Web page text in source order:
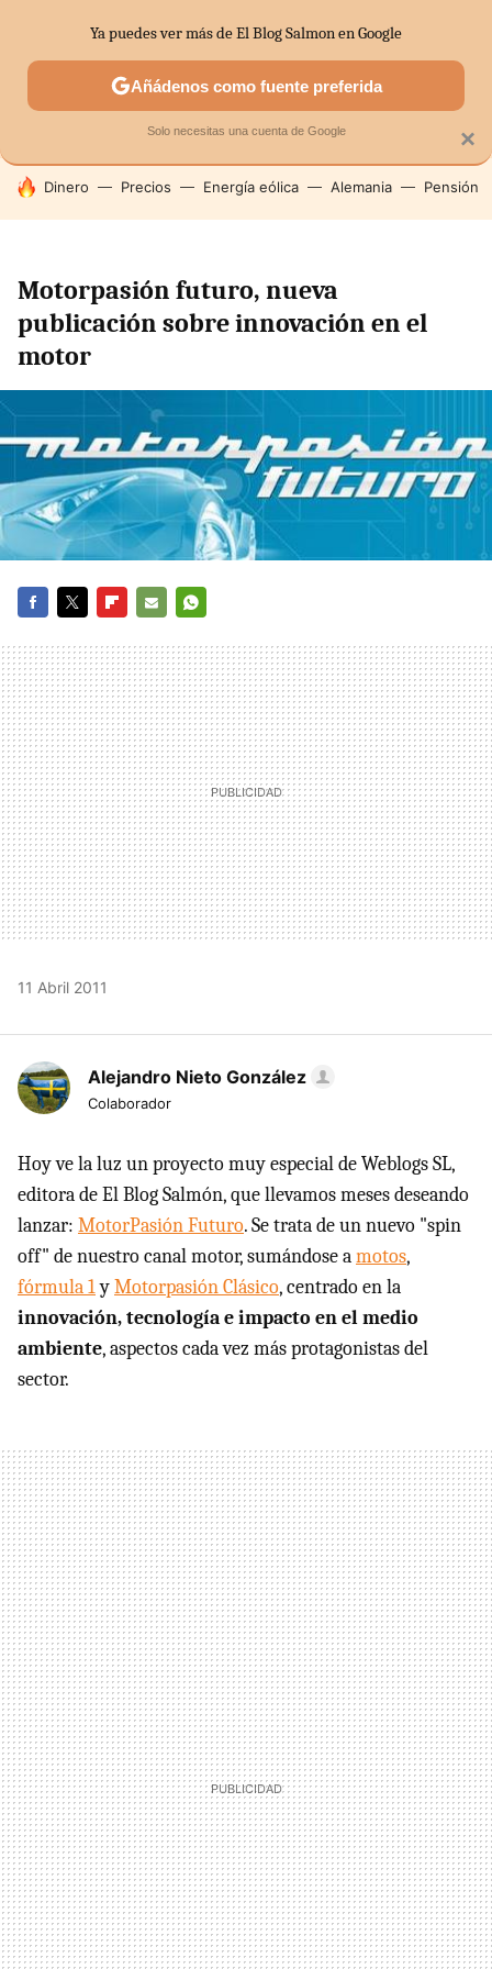
SECTORES ECONOMÍA DOMÉSTICA MERCADOS
HOY SE HABLA DE
Dinero Precios Energía eólica Alemania Pensión
Motorpasión futuro, nueva
publicación sobre innovación en el
motor
MAIL
11 Abril 2011
Alejandro Nieto González
Colaborador
Hoy ve la luz un proyecto muy especial de Weblogs SL,
editora de El Blog Salmón, que llevamos meses deseando
lanzar: MotorPasión Futuro. Se trata de un nuevo "spin
off" de nuestro canal motor, sumándose amotos,
fórmula 1yMotorpasión Clásico, centrado en la
innovación, tecnología e impacto en el medio
ambiente, aspectos cada vez más protagonistas del
sector.
×
Ya puedes ver más de El Blog Salmon en Google
Añádenos como fuente preferida
Solo necesitas una cuenta de Google